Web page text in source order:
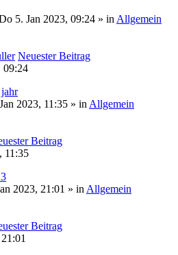
5. Jan 2023, 09:24 » in Allgemein
Neuester Beitrag
09:24
2023, 11:35 » in Allgemein
Beitrag
11:35
2023, 21:01 » in Allgemein
Beitrag